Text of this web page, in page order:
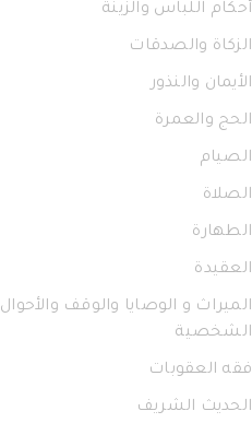
أحكام اللباس والزينة
الزكاة والصدقات
الأيمان والنذور
الحج والعمرة
الصيام
الصلاة
الطهارة
العقيدة
الميراث و الوصايا والوقف والأحوال
الشخصية
فقه العقوبات
الحديث الشريف